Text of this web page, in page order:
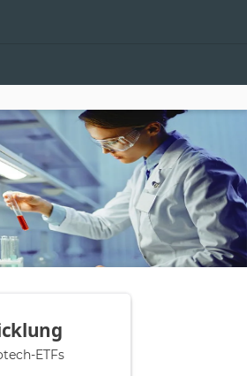
ETFs